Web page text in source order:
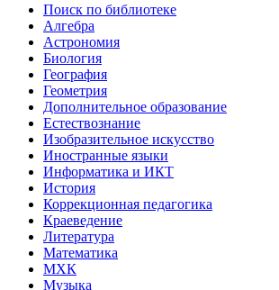
Поиск по библиотеке
Алгебра
Астрономия
Биология
География
Геометрия
Дополнительное образование
Естествознание
Изобразительное искусство
Иностранные языки
Информатика и ИКТ
История
Коррекционная педагогика
Краеведение
Литература
Математика
МХК
Музыка